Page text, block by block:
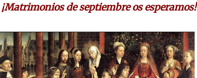
¡Matrimonios de septiembre os esperamos!